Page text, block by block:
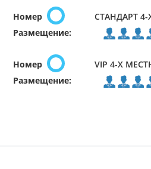
Номер
СТАНДАРТ
Размещение:
Номер
VIP 4-Х
Размещение: